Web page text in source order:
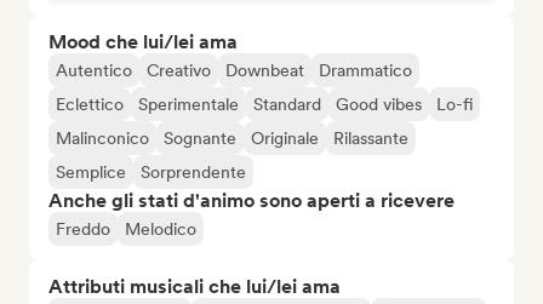
Mood che lui/lei ama
Autentico Creativo Downbeat
Drammatico
Eclettico
Sperimentale Standard Good vibes
Lo-fi
Malinconico
Sognante Originale
Rilassante
Semplice
Sorprendente
Anche gli stati d'animo sono aperti a ricevere
Freddo Melodico
Attributi musicali che lui/lei ama